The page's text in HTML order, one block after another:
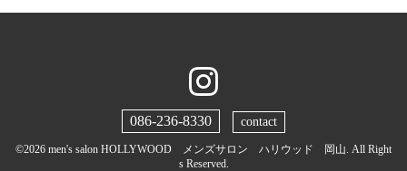
086-236-8330 contact
©2026 men's salon HOLLYWOOD メンズサロン ハリウッド 岡山. All Right
s Reserved.